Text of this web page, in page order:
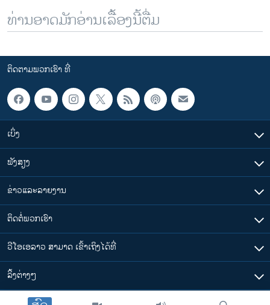
ທ່ານອາດມັກອ່ານເລື້ອງນີ້ຕື່ມ
ຕິດຕາມພວກເຮົາ ທີ່
ເບິ່ງ
ຟັງສຽງ
ຂ່າວແລະລາຍງານ
ຕິດຕໍ່ພວກເຮົາ
ວີໂອເອລາວ ສາມາດ ເຂົ້າເຖິງໄດ້ທີ່
​ລິ້ງ​ຕ່າງໆ